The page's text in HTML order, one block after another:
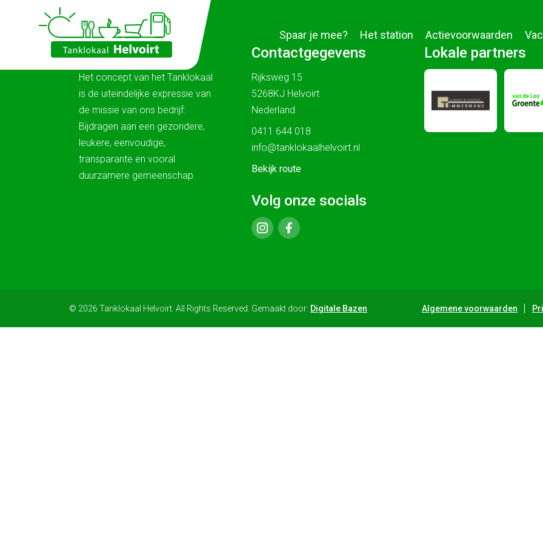
Spaar je mee? Het station Actievoorwaarden
Ons verhaal
Het concept van het Tanklokaal
is de uiteindelijke expressie van
de missie van ons bedrijf:
Bijdragen aan een gezondere,
leukere, eenvoudige,
transparante en vooral
duurzamere gemeenschap.
Contactgegevens
Rijksweg 15
5268KJ Helvoirt
Nederland
0411 644 018
info@tanklokaalhelvoirt.nl
Bekijk route
Volg onze socials
Lokale partners
© 2026 Tanklokaal Helvoirt. All Rights Reserved. Gemaakt door: Digitale Bazen Algemene voorwaarden